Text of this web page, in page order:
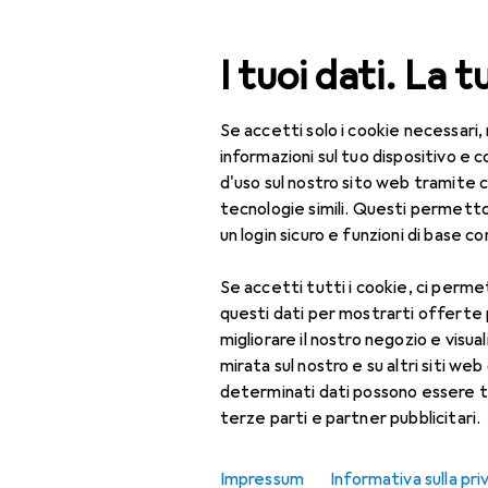
I tuoi dati. La
Se accetti solo i cookie necessari,
informazioni sul tuo dispositivo e
d'uso sul nostro sito web tramite
tecnologie simili. Questi
un login sicuro e funzioni di base
Se accetti tutti i cookie, ci
questi dati per mostrarti offerte
migliorare il nostro negozio e
mirata sul nostro e su altri siti
determinati dati possono essere
terze parti e partner pubblicitari.
Impressum Informativa sulla
Cerca
Fai da te + Giardino Sicurezza
Accessori
Qui trovi accessori adatti